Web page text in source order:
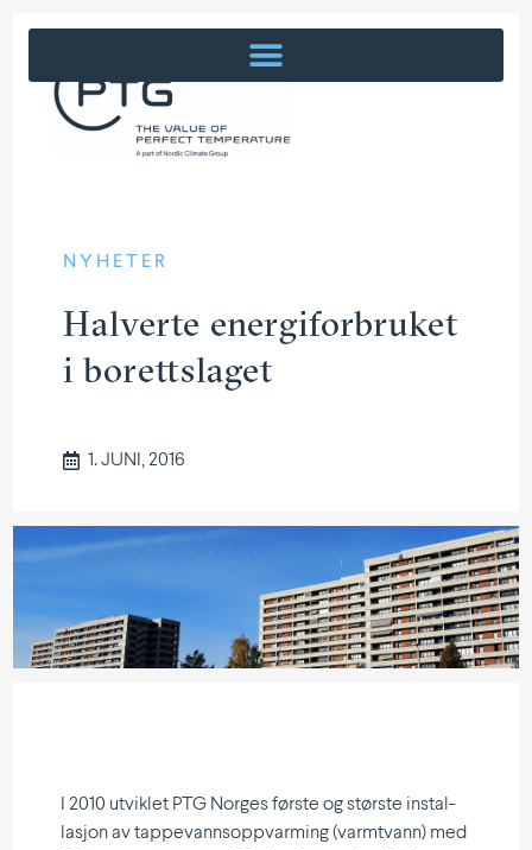
NYHETER
Halverte energi­for­bruket
i borettslaget
1. JUNI, 2016
I 2010 utviklet PTG Norges første og største instal­
lasjon av tappe­vanns­opp­varming (varmtvann) med